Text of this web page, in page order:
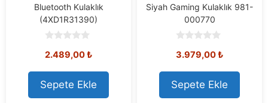
Bluetooth Kulaklık
(4XD1R31390)
o
t
o
f
5
2.489,00₺
Sepete Ekle
Siyah Gaming Kulaklık 981-
000770
o
t
o
f
5
3.979,00₺
Sepete Ekle